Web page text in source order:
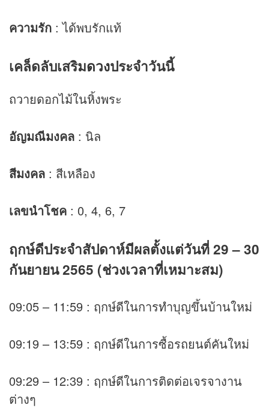
ความรัก : ได้พบรักแท้
เคล็ดลับเสริมดวงประจำวันนี้
ถวายดอกไม้ในหิ้งพระ
อัญมณีมงคล : นิล
สีมงคล : สีเหลือง
เลขนำโชค : 0, 4, 6, 7
ฤกษ์ดีประจำสัปดาห์มีผลตั้งแต่วันที่ 29 – 30
กันยายน 2565 (ช่วงเวลาที่เหมาะสม)
09:05 – 11:59 : ฤกษ์ดีในการทำบุญขึ้นบ้านใหม่
09:19 – 13:59 : ฤกษ์ดีในการซื้อรถยนต์คันใหม่
09:29 – 12:39 : ฤกษ์ดีในการติดต่อเจรจางาน
ต่างๆ